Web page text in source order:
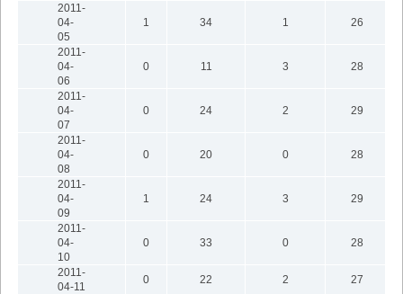
2011-
04-
05
1 34 1 26
2011-
04-
06
0 11 3 28
2011-
04-
07
0 24 2 29
2011-
04-
08
0 20 0 28
2011-
04-
09
1 24 3 29
2011-
04-
10
0 33 0 28
2011-
04-11
0 22 2
27